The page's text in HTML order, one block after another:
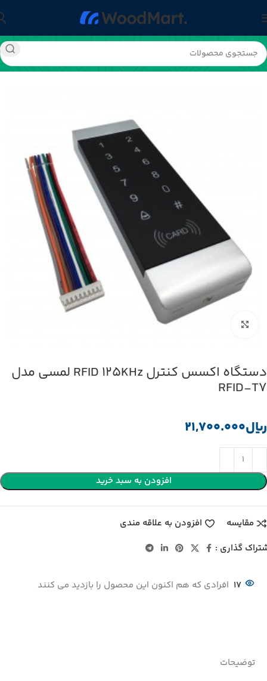
خانه دسته-بندی-نشده
دستگاه اکسس کنترل RFID 125KHz لمسی مدل
RFID-T7
﷼
افزودن به سبد خرید
مقایسه
افزودن به علاقه مندی
گذاری :
17 افرادی که هم اکنون این محصول را بازدید می کنند
توضیحات